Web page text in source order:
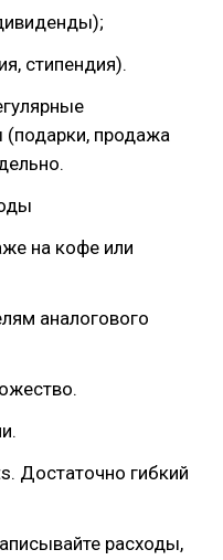
стипендия).
(подарки, продажа
на кофе или
аналогового
Достаточно гибкий
расходы,